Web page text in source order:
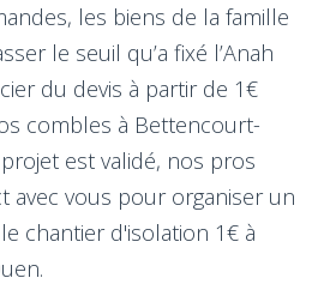
les biens de la famille
le seuil qu’a fixé l’Anah
du devis à partir de 1€
combles à Bettencourt-
est validé, nos pros
avec vous pour organiser un
chantier d'isolation 1€ à